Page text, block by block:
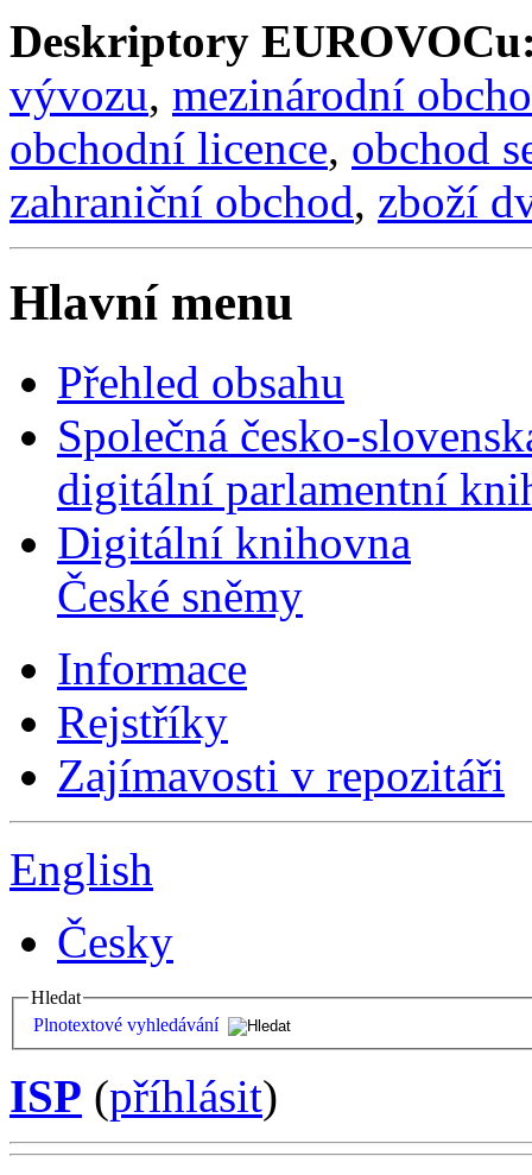
Deskriptory
vývozu, mezinárodní
obchodní licence, obchod
zahraniční obchod, zboží
Hlavní menu
Přehled obsahu
Společná česko-
digitální parlamentní
Digitální knihovna
České sněmy
Informace
Rejstříky
Zajímavosti v repozitáři
English
Česky
Hledat
Plnotextové vyhledávání
ISP (příhlásit)